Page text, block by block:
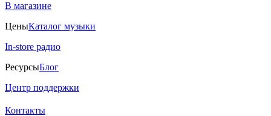
В магазине
ЦеныКаталог музыки
In-store радио
РесурсыБлог
Центр поддержки
Контакты